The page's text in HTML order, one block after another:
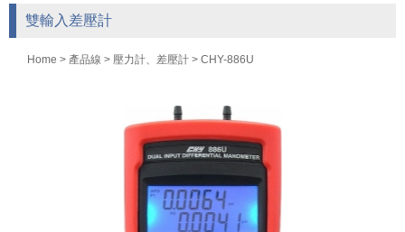
雙輸入差壓計
Home > 產品線 > 壓力計、差壓計 > CHY-886U